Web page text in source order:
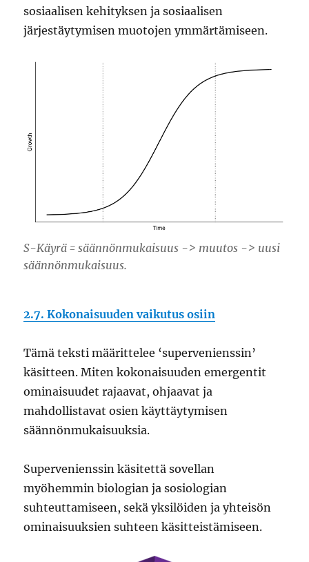
sosiaalisen kehityksen ja sosiaalisen
järjestäytymisen muotojen ymmärtämiseen.
S-Käyrä = säännönmukaisuus -> muutos -> uusi
säännönmukaisuus.
2.7. Kokonaisuuden vaikutus osiin
Tämä teksti määrittelee ‘supervenienssin’
käsitteen. Miten kokonaisuuden emergentit
ominaisuudet rajaavat, ohjaavat ja
mahdollistavat osien käyttäytymisen
säännönmukaisuuksia.
Supervenienssin käsitettä sovellan
myöhemmin biologian ja sosiologian
suhteuttamiseen, sekä yksilöiden ja yhteisön
ominaisuuksien suhteen käsitteistämiseen.